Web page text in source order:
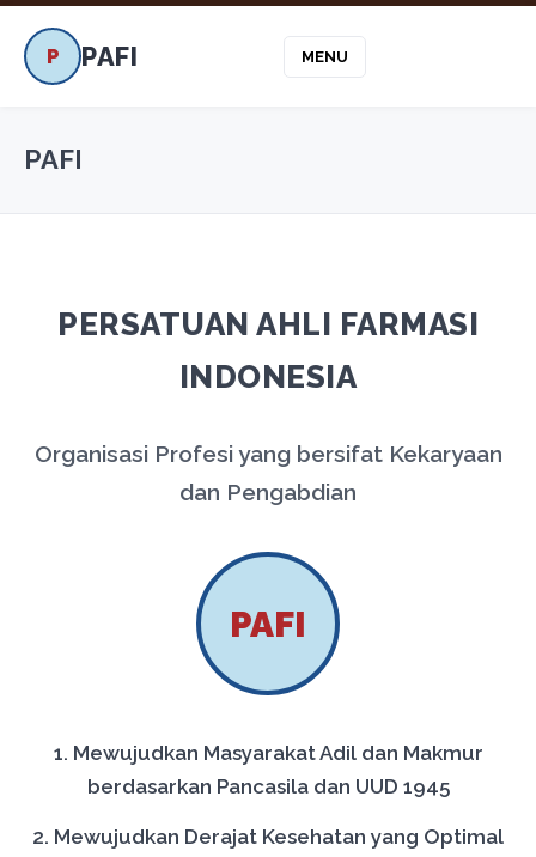
P PAFI MENU
PAFI
PERSATUAN AHLI FARMASI
INDONESIA
Organisasi Profesi yang bersifat Kekaryaan
dan Pengabdian
PAFI
1. Mewujudkan Masyarakat Adil dan Makmur
berdasarkan Pancasila dan UUD 1945
2. Mewujudkan Derajat Kesehatan yang Optimal